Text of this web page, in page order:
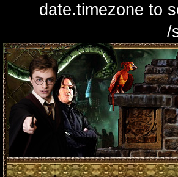
date.timezone
/